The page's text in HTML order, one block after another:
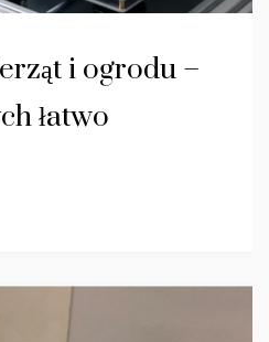
i ogrodu –
łatwo